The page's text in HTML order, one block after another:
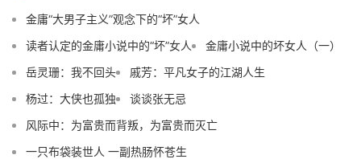
金庸“大男子主义”观念下的“坏”女人
读者认定的金庸小说中的“坏”女人
金庸小说中的坏女人（一）
岳灵珊：我不回头
戚芳：平凡女子的江湖人生
杨过：大侠也孤独
谈谈张无忌
风际中：为富贵而背叛，为富贵而灭亡
一只布袋装世人 一副热肠怀苍生